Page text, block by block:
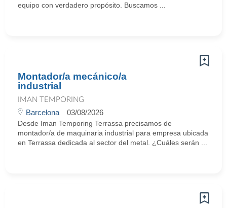
equipo con verdadero propósito. Buscamos ...
Montador/a mecánico/a
industrial
IMAN TEMPORING
Barcelona 03/08/2026
Desde Iman Temporing Terrassa precisamos de
montador/a de maquinaria industrial para empresa ubicada
en Terrassa dedicada al sector del metal. ¿Cuáles serán ...